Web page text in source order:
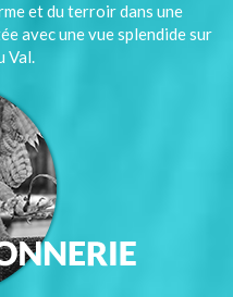
et du terroir dans une
avec une vue splendide sur
Val.